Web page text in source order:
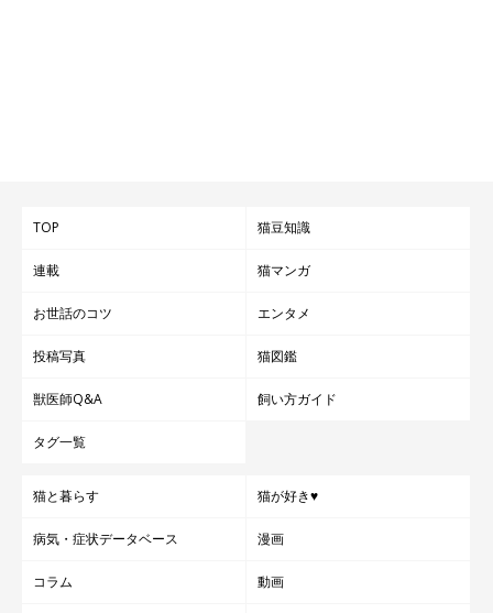
TOP 猫豆知識
連載 猫マンガ
お世話のコツ エンタメ
投稿写真 猫図鑑
獣医師Q&A 飼い方ガイド
タグ一覧
猫と暮らす 猫が好き♥
病気・症状データベース 漫画
コラム 動画